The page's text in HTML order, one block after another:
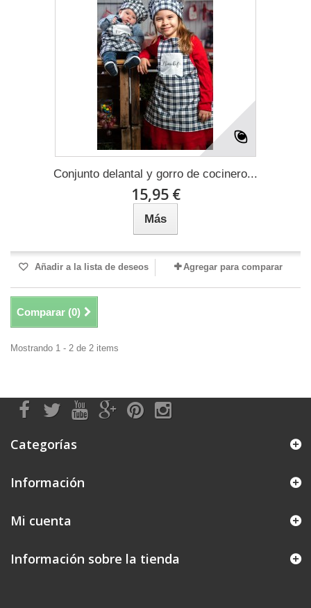
Conjunto delantal y gorro de cocinero...
15,95 €
Más
Añadir a la lista de deseos Agregar para comparar
Comparar (0)
Mostrando 1 - 2 de 2 items
Categorías
Información
Mi cuenta
Información sobre la tienda